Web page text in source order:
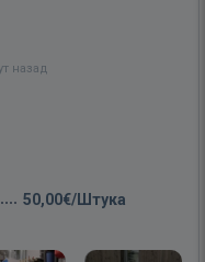
назад
50,00€/Штука